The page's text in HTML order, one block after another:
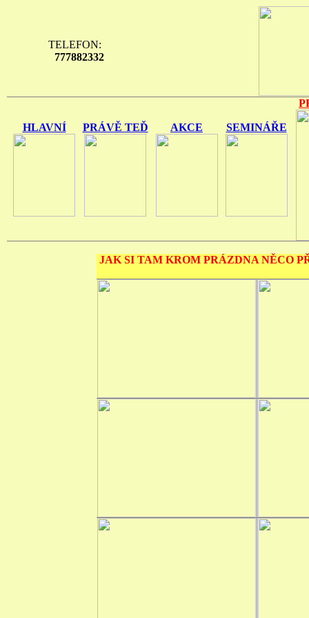
TELEFON:
777882332
HLAVNÍ PRÁVĚ TEĎ AKCE SEMINÁŘE
JAK SI TAM KROM PRÁZDNA NĚCO